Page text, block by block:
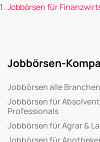
Jobbörsen für
Jobbörsen-
Jobbörsen alle
Jobbörsen für
Professionals
Jobbörsen für Agrar &